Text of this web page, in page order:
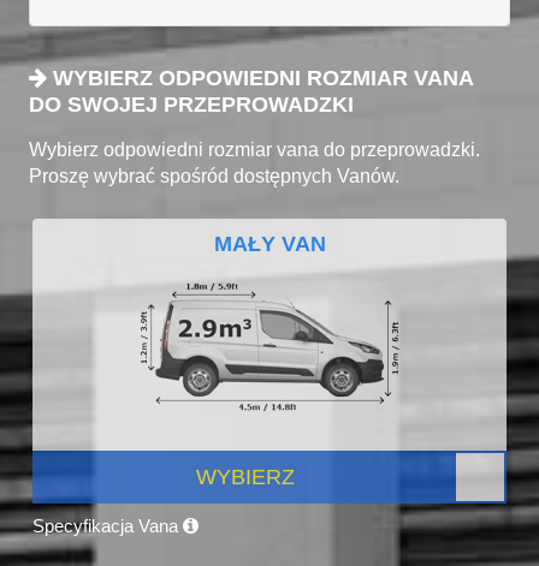
WYBIERZ ODPOWIEDNI ROZMIAR VANA
DO SWOJEJ PRZEPROWADZKI
Wybierz odpowiedni rozmiar vana do przeprowadzki.
Proszę wybrać spośród dostępnych Vanów.
MAŁY VAN
WYBIERZ
Specyfikacja Vana